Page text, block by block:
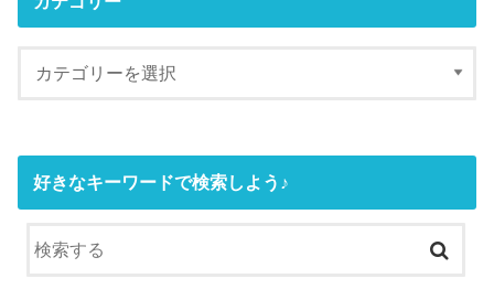
好きなキーワードで検索しよう♪